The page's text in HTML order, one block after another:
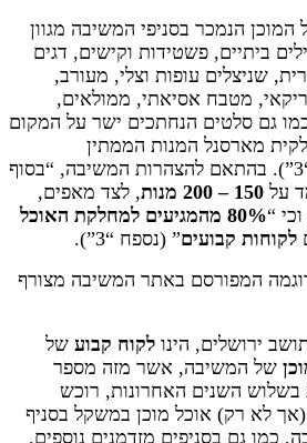
הנמכר בסניפי המשיבה מגוון
ביתיים, פשטידות וקישים, דגים
שניצלים עופות וצלי, מעורב,
מטבח אסיאתי, ממולאים,
גם סלטים הנחתכים ישר על המקום
מארסנל המנות הממתין
ללקוחות” (נספח “3”). בהתאם להצהרות המשיבה, “בסוף
על 150 – 200 מנות
, לצד מאפים,
“
80% מהמגיעים למחלקת האוכל
לקוחות קבועים” (נספח “3”).
המפורסם באתר המשיבה מצורף
ירושלים, הינו לקוח קבוע של
של המשיבה, אשר מזה מספר
השנים האחרונות, רוכש
לא רק) אוכל מוכן במשקל בסניף
כמו גם בסניפים מזדמנים נוספים.